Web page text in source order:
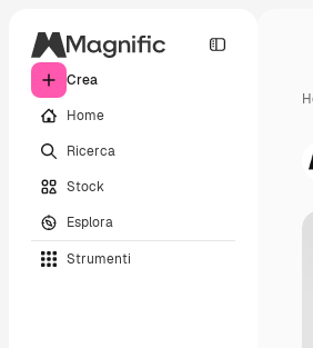
Crea
Home
Ricerca
Stock
Esplora
Strumenti